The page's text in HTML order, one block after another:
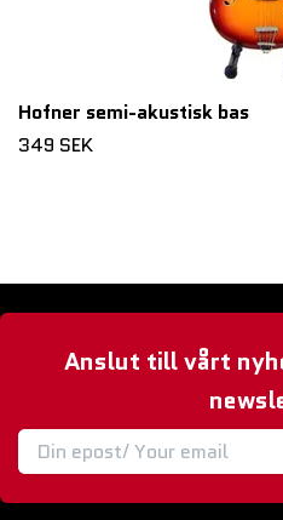
Hofner semi-akustisk bas
349 SEK
Anslut till vårt